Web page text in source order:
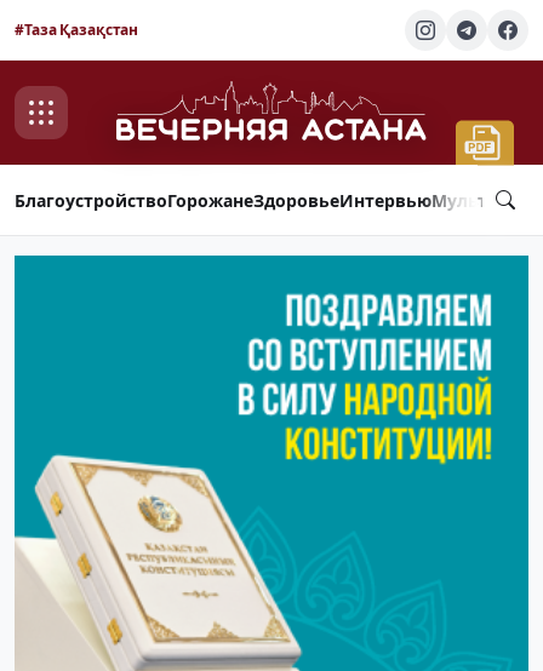
#Таза Қазақстан
БлагоустройствоГорожанеЗдоровьеИнтервью